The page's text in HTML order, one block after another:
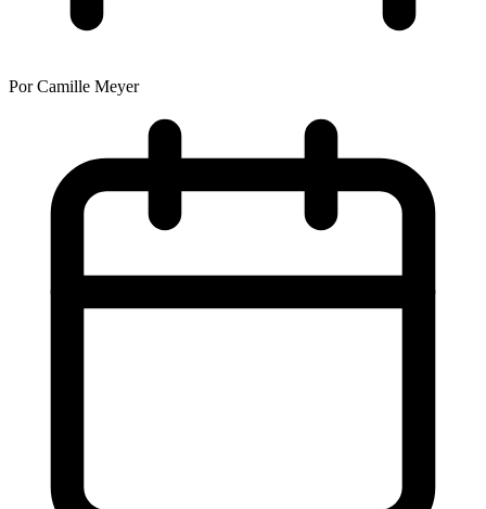
Por Camille Meyer